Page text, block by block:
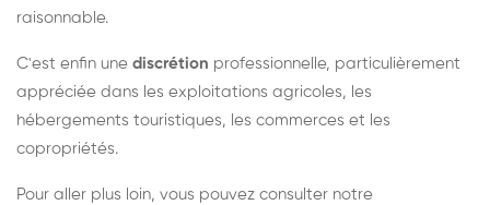
raisonnable.
C'est enfin une discrétion professionnelle, particulièrement
appréciée dans les exploitations agricoles, les
hébergements touristiques, les commerces et les
copropriétés.
Pour aller plus loin, vous pouvez consulter notre